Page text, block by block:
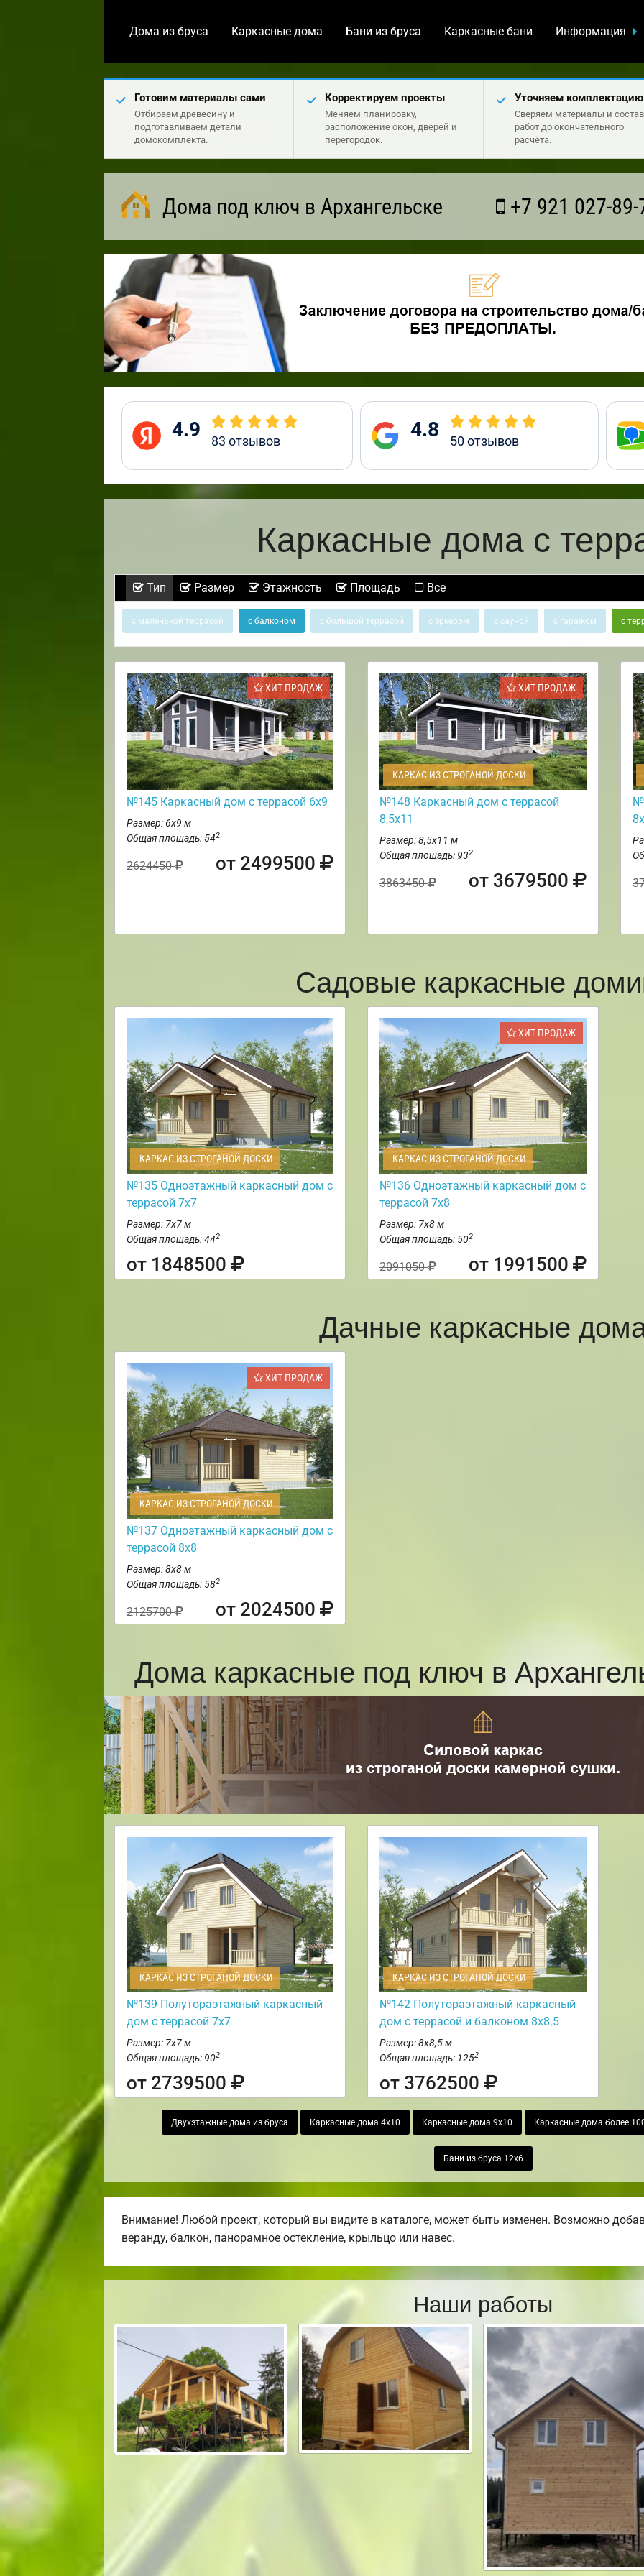
Дома из бруса Каркасные дома Бани из бруса Каркасные бани Информация
Готовим материалы сами
Отбираем древесину и
подготавливаем детали
домокомплекта.
Корректируем проекты
Меняем планировку,
расположение окон, дверей и
перегородок.
Уточняем комплектацию
Сверяем материалы и состав
работ до окончательного
расчёта.
Дома под ключ в Архангельске +7 921 027-89-
4.9 83 отзывов 4.8 50отзывов
Каркасные дома с
Тип Размер Этажность Площадь Все
с маленькой террасой с балконом с большой террасой с эркером с сауной с гаражом с
ХИТ ПРОДАЖ
№145 Каркасный дом с террасой 6х9
Размер: 6х9 м
Общая площадь: 542
2624450 от 2499500
ХИТ ПРОДАЖ
КАРКАС ИЗ СТРОГАНОЙ ДОСКИ
№148 Каркасный дом с террасой
8,5х11
Размер: 8,5х11 м
Общая площадь: 932
3863450 от 3679500
Садовые каркасные
КАРКАС ИЗ СТРОГАНОЙ ДОСКИ
№135 Одноэтажный каркасный дом с
террасой 7х7
Размер: 7х7 м
Общая площадь: 442
от 1848500
ХИТ ПРОДАЖ
КАРКАС ИЗ СТРОГАНОЙ ДОСКИ
№136 Одноэтажный каркасный дом с
террасой 7х8
Размер: 7х8 м
Общая площадь: 502
2091050 от 1991500
Дачные каркасные
ХИТ ПРОДАЖ
КАРКАС ИЗ СТРОГАНОЙ ДОСКИ
№137 Одноэтажный каркасный дом с
террасой 8х8
Размер: 8х8 м
Общая площадь: 582
2125700 от 2024500
Дома каркасные под ключ в
КАРКАС ИЗ СТРОГАНОЙ ДОСКИ
№139 Полутораэтажный каркасный
дом с террасой 7х7
Размер: 7х7 м
Общая площадь: 902
от 2739500
КАРКАС ИЗ СТРОГАНОЙ ДОСКИ
№142 Полутораэтажный каркасный
дом с террасой и балконом 8х8.5
Размер: 8х8,5 м
Общая площадь: 1252
от 3762500
Двухэтажные дома из бруса Каркасные дома 4х10 Каркасные дома 9х10 Каркасные дома более
Бани из бруса 12х6
Внимание! Любой проект, который вы видите в каталоге, может быть изменен. Возможно
веранду, балкон, панорамное остекление, крыльцо или навес.
Наши работы